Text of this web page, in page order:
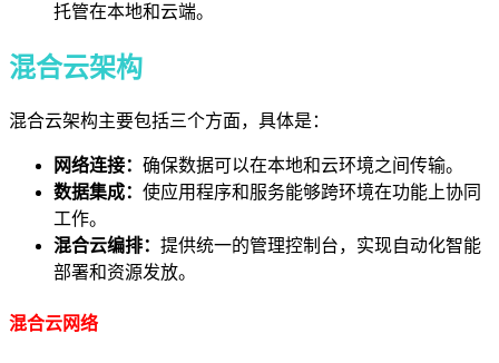
托管在本地和云端。
混合云架构
混合云架构主要包括三个方面，具体是：
网络连接： 确保数据可以在本地和云环境之间传输。
数据集成： 使应用程序和服务能够跨环境在功能上协同
工作。
混合云编排： 提供统一的管理控制台，实现自动化智能
部署和资源发放。
混合云网络